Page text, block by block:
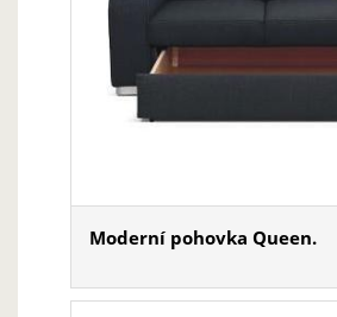
Moderní pohovka Queen.